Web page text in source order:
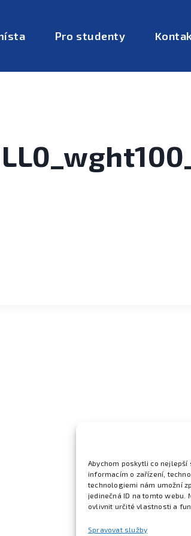
Abychom poskytli co
informacím o zařízení,
technologiemi nám umožní
jedinečná ID na tomto webu.
ovlivnit určité vlastnosti a
Spravovat služby
Pro studenty